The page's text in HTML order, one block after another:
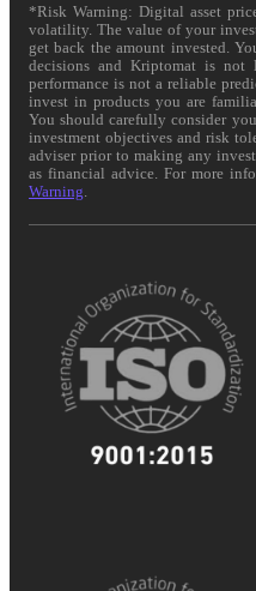
*Risk Warning: Digital asset
volatility. The value of your
get back the amount invested.
decisions and Kriptomat is not
performance is not a reliable
invest in products you are
You should carefully consider
investment objectives and risk
adviser prior to making any
as financial advice. For more
Warning